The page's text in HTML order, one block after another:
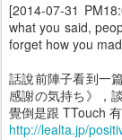
[2014-07-31
what you said,
forget how you
話說前陣子看到一
感謝の気持ち》，
覺倒是跟 TTouch
http://lealta.jp/